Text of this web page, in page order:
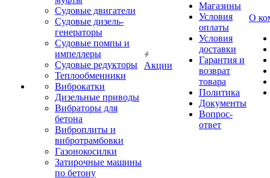
Судовые двигатели
Судовые дизель-
генераторы
Судовые помпы и
импеллеры
Судовые редукторы
Теплообменники
Виброкатки
Дизельные приводы
Вибраторы для
бетона
Виброплиты и
вибротрамбовки
Газонокосилки
Затирочные машины
по бетону
Акции
Магазины
Условия
оплаты
Условия
доставки
Гарантия и
возврат
товара
Политика
Документы
Вопрос-
ответ
О